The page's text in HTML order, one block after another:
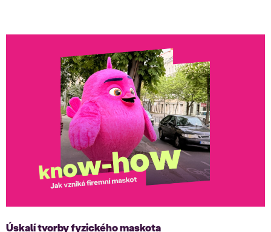
Úskalí tvorby fyzického maskota